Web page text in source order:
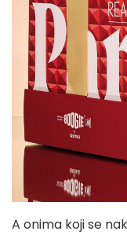
A onima koji se